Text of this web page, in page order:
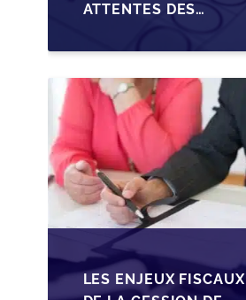
ATTENTES DES
TRANSMISSION DES
PME BELGES
LES ENJEUX FISCAUX